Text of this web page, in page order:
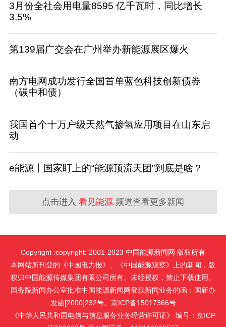
3月份全社会用电量8595 亿千瓦时，同比增长
3.5%
第139届广交会在广州举办新能源展区爆火
南方电网成功发行全国首单蓝色科技创新债券
（碳中和债）
我国首个十万户级天然气掺氢应用项目在山东启
动
e能源丨国家盯上的“能源顶流天团”到底是啥？
点击进入 看见能源 频道查看更多新闻
Copyright :copyright: 2001-2023 中国能源新闻网 版权所有
本网站所刊登的《中国电力报》、《中国能源观察》上的新闻，版
权归中国能源传媒集团有限公司所有。未经授权，禁止下载使用。
国务院新闻办公室批准中国能源新闻网登载新闻业务的函：国新办
发函[2000]232号。京ICP备15017366号
《中华人民共和国电信与信息服务业务经营许可证》 编号：京ICP